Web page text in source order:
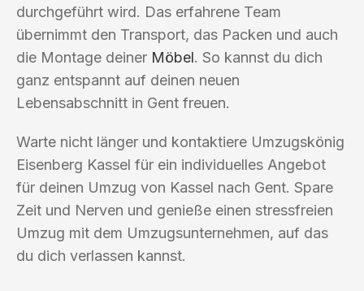
durchgeführt wird. Das erfahrene Team
übernimmt den Transport, das Packen und auch
die Montage deiner Möbel. So kannst du dich
ganz entspannt auf deinen neuen
Lebensabschnitt in Gent freuen.
Warte nicht länger und kontaktiere Umzugskönig
Eisenberg Kassel für ein individuelles Angebot
für deinen Umzug von Kassel nach Gent. Spare
Zeit und Nerven und genieße einen stressfreien
Umzug mit dem Umzugsunternehmen, auf das
du dich verlassen kannst.